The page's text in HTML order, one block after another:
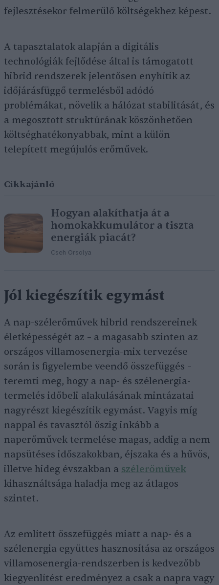
fejlesztésekor felmerülő költségekhez képest.
A tapasztalatok alapján a digitális
technológiák fejlődése által is támogatott
hibrid rendszerek jelentősen enyhítik az
időjárásfüggő termelésből adódó
problémákat, növelik a hálózat stabilitását, és
a megosztott struktúrának köszönhetően
költséghatékonyabbak, mint a külön
telepített megújulós erőművek.
Cikkajánló
Hogyan alakíthatja át a
homokakkumulátor a tiszta
energiák piacát?
Cseh Orsolya
Jól kiegészítik egymást
A nap-szélerőművek hibrid rendszereinek
életképességét az – a magasabb szinten az
országos villamosenergia-mix tervezése
során is figyelembe veendő összefüggés –
teremti meg, hogy a nap- és szélenergia-
termelés időbeli alakulásának mintázatai
nagyrészt kiegészítik egymást. Vagyis míg
nappal és tavasztól őszig inkább a
naperőművek termelése magas, addig a nem
napsütéses időszakokban, éjszaka és a hűvös,
illetve hideg évszakban a szélerőművek
kihasználtsága haladja meg az átlagos
szintet.
Az említett összefüggés miatt a nap- és a
szélenergia együttes hasznosítása az országos
villamosenergia-rendszerben is kedvezőbb
kiegyenlítést eredményez a csak a napra vagy